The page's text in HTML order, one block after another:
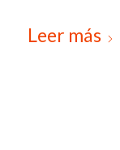
Leer más